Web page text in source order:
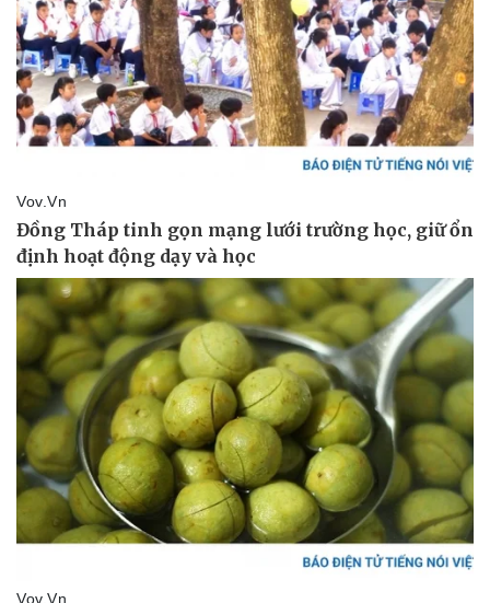
Pháp luật
Vụ án
Tin nóng
Tư vấn luật
Quân sự - Quốc phòng
Vũ khí
Việt Nam
Phân tích